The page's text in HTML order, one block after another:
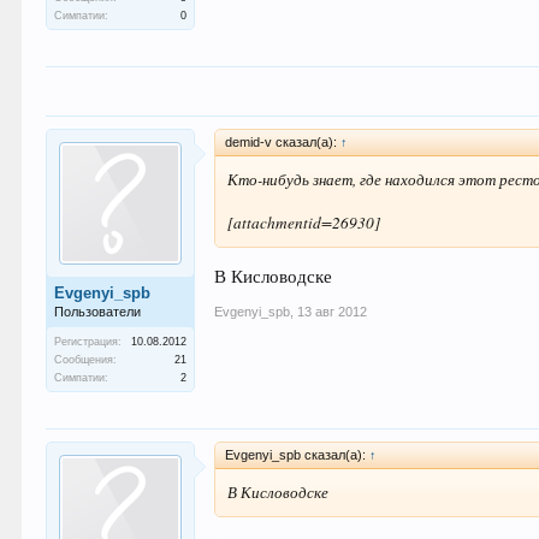
Симпатии:
0
Evgenyi_spb
Пользователи
Регистрация:
10.08.2012
Сообщения:
21
Симпатии:
2
demid-v сказал(а): ↑
Кто-нибудь знает, где находился этот
[attachmentid=26930]
В Кисловодске
Evgenyi_spb 13 авг 2012
Evgenyi_spb сказал(а): ↑
В Кисловодске